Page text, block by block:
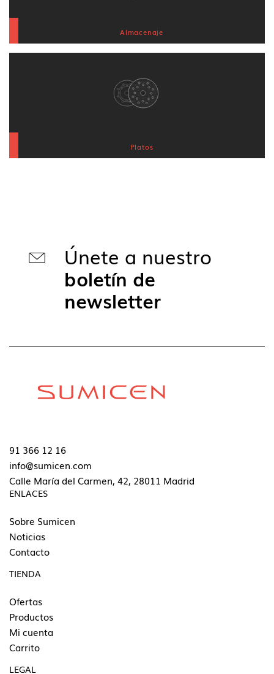
Almacenaje
Platos
Únete a nuestro
boletín de
newsletter
91 366 12 16
info@sumicen.com
Calle María del Carmen, 42, 28011 Madrid
ENLACES
Sobre Sumicen
Noticias
Contacto
TIENDA
Ofertas
Productos
Mi cuenta
Carrito
LEGAL